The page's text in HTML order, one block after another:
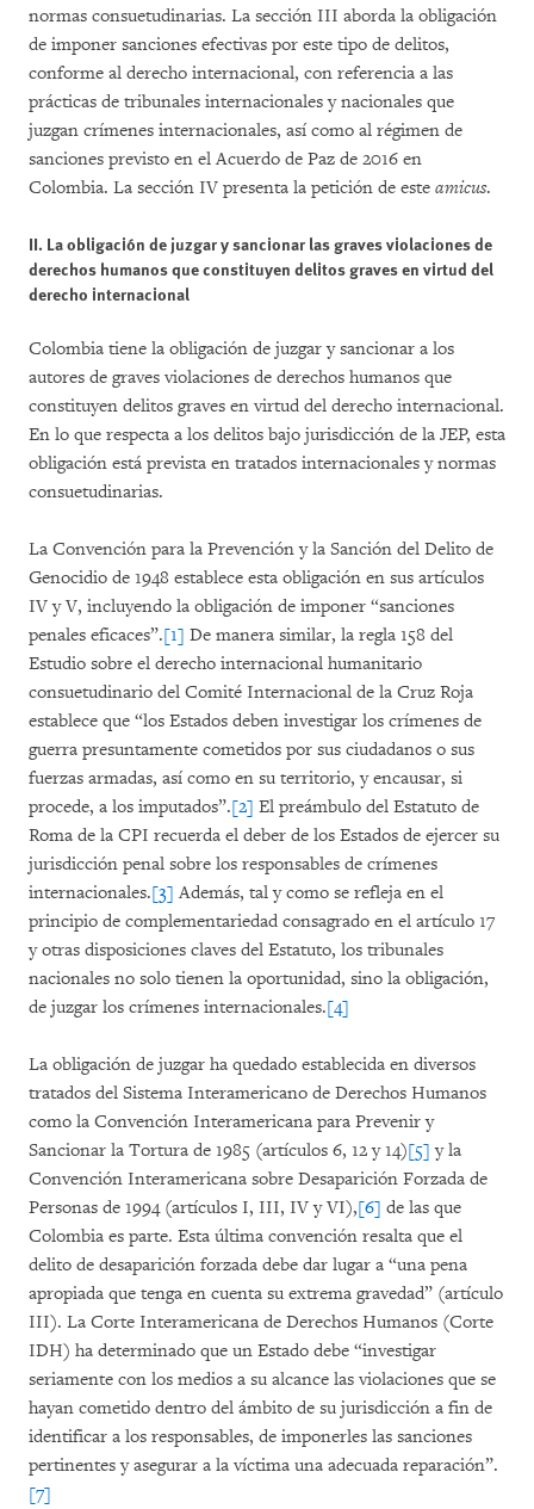
normas consuetudinarias. La sección III aborda la obligación
de imponer sanciones efectivas por este tipo de delitos,
conforme al derecho internacional, con referencia a las
prácticas de tribunales internacionales y nacionales que
juzgan crímenes internacionales, así como al régimen de
sanciones previsto en el Acuerdo de Paz de 2016 en
Colombia. La sección IV presenta la petición de este amicus.
II. La obligación de juzgar y sancionar las graves violaciones de
derechos humanos que constituyen delitos graves en virtud del
derecho internacional
Colombia tiene la obligación de juzgar y sancionar a los
autores de graves violaciones de derechos humanos que
constituyen delitos graves en virtud del derecho internacional.
En lo que respecta a los delitos bajo jurisdicción de la JEP, esta
obligación está prevista en tratados internacionales y normas
consuetudinarias.
La Convención para la Prevención y la Sanción del Delito de
Genocidio de 1948 establece esta obligación en sus artículos
IV y V, incluyendo la obligación de imponer “sanciones
penales eficaces”.[1] De manera similar, la regla 158 del
Estudio sobre el derecho internacional humanitario
consuetudinario del Comité Internacional de la Cruz Roja
establece que “los Estados deben investigar los crímenes de
guerra presuntamente cometidos por sus ciudadanos o sus
fuerzas armadas, así como en su territorio, y encausar, si
procede, a los imputados”.[2] El preámbulo del Estatuto de
Roma de la CPI recuerda el deber de los Estados de ejercer su
jurisdicción penal sobre los responsables de crímenes
internacionales.[3] Además, tal y como se refleja en el
principio de complementariedad consagrado en el artículo 17
y otras disposiciones claves del Estatuto, los tribunales
nacionales no solo tienen la oportunidad, sino la obligación,
de juzgar los crímenes internacionales.[4]
La obligación de juzgar ha quedado establecida en diversos
tratados del Sistema Interamericano de Derechos Humanos
como la Convención Interamericana para Prevenir y
Sancionar la Tortura de 1985 (artículos 6, 12 y 14)[5] y la
Convención Interamericana sobre Desaparición Forzada de
Personas de 1994 (artículos I, III, IV y VI),[6] de las que
Colombia es parte. Esta última convención resalta que el
delito de desaparición forzada debe dar lugar a “una pena
apropiada que tenga en cuenta su extrema gravedad” (artículo
III). La Corte Interamericana de Derechos Humanos (Corte
IDH) ha determinado que un Estado debe “investigar
seriamente con los medios a su alcance las violaciones que se
hayan cometido dentro del ámbito de su jurisdicción a fin de
identificar a los responsables, de imponerles las sanciones
pertinentes y asegurar a la víctima una adecuada reparación”.
[7]